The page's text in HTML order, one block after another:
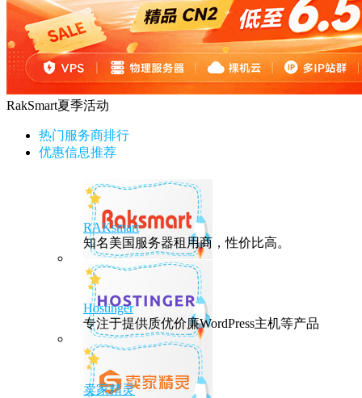
RakSmart夏季活动
热门服务商排行
优惠信息推荐
RAKsmart
知名美国服务器租用商，性价比高。
Hostinger
专注于提供质优价廉WordPress主机等产品
卖家精灵